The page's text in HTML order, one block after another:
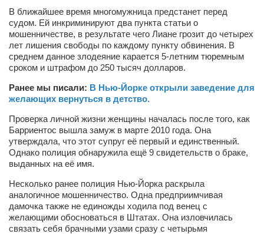
Врач психиатр–нарколог Анплеев А.Б.
Косметологическое отделение КП Сумская
городская клиническая больница №4
Оптика — Медтехника
Тенториум -центр независимых дистрибьюторов
Кафе, клубы, рестораны
«Винегрет» — демократичный ресторан
«ЧАЙ — КАВА» магазин — кафе
Магазины
«CYCLE GARAGE» — магазин велосипедов
«Книголюб» — супермаркет
В ближайшее время многомужница предстанет перед
судом. Ей инкриминируют два пункта статьи о
мошенничестве, в результате чего Лиане грозит до четырех
лет лишения свободы по каждому пункту обвинения. В
среднем данное злодеяние карается 5-летним тюремным
сроком и штрафом до 250 тысяч долларов.
Ранее мы писали: В Нью-Йорке открыли заведение для
желающих вернуться в детство.
Проверка личной жизни женщины началась после того, как
Барриентос вышла замуж в марте 2010 года. Она
утверждала, что этот супруг её первый и единственный.
Однако полиция обнаружила ещё 9 свидетельств о браке,
выданных на её имя.
Несколько ранее полиция Нью-Йорка раскрыла
аналогичное мошенничество. Одна предприимчивая
дамочка также не единожды ходила под венец с
желающими обосноваться в Штатах. Она изловчилась
связать себя брачными узами сразу с четырьмя